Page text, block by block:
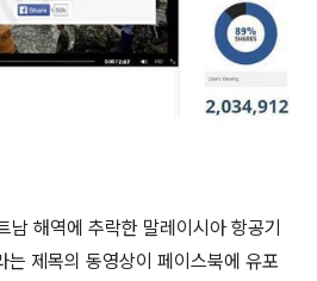
해역에 추락한 말레이시아 항공기
제목의 동영상이 페이스북에 유포